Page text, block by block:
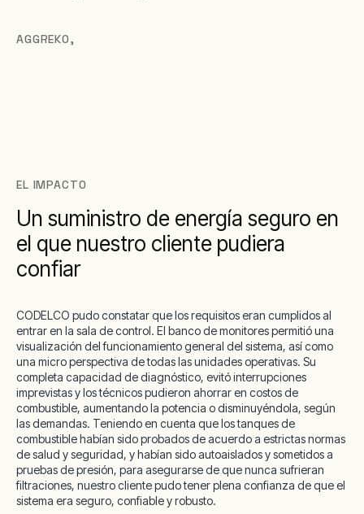
AGGREKO,
EL IMPACTO
Un suministro de energía seguro en
el que nuestro cliente pudiera
confiar
CODELCO pudo constatar que los requisitos eran cumplidos al
entrar en la sala de control. El banco de monitores permitió una
visualización del funcionamiento general del sistema, así como
una micro perspectiva de todas las unidades operativas. Su
completa capacidad de diagnóstico, evitó interrupciones
imprevistas y los técnicos pudieron ahorrar en costos de
combustible, aumentando la potencia o disminuyéndola, según
las demandas. Teniendo en cuenta que los tanques de
combustible habían sido probados de acuerdo a estrictas normas
de salud y seguridad, y habían sido autoaislados y sometidos a
pruebas de presión, para asegurarse de que nunca sufrieran
filtraciones, nuestro cliente pudo tener plena confianza de que el
sistema era seguro, confiable y robusto.